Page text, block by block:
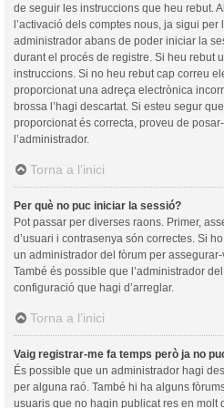
de seguir les instruccions que heu rebut.
l’activació dels comptes nous, ja sigui per
administrador abans de poder iniciar la
durant el procés de registre. Si heu rebut
instruccions. Si no heu rebut cap correu
proporcionat una adreça electrònica
brossa l’hagi descartat. Si esteu segur
proporcionat és correcta, proveu de
l’administrador.
Torna a l’inici
Per què no puc iniciar la sessió?
Pot passar per diverses raons. Primer,
d’usuari i contrasenya són correctes. Si
un administrador del fòrum per
També és possible que l’administrador
configuració que hagi d’arreglar.
Torna a l’inici
Vaig registrar-me fa temps però ja no
És possible que un administrador hagi
per alguna raó. També hi ha alguns
usuaris que no hagin publicat res en molt